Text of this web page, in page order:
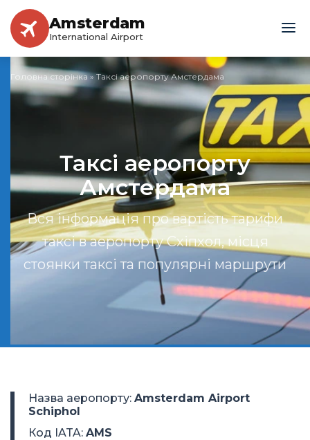
Amsterdam
International Airport
Головна сторінка»Таксі аеропорту Амстердама
Таксі аеропорту
Амстердама
Вся інформація про вартість тарифи
таксі в аеропорту Схіпхол, місця
стоянки таксі та популярні маршрути
Назва аеропорту: Amsterdam Airport
Schiphol
Код IATA: AMS